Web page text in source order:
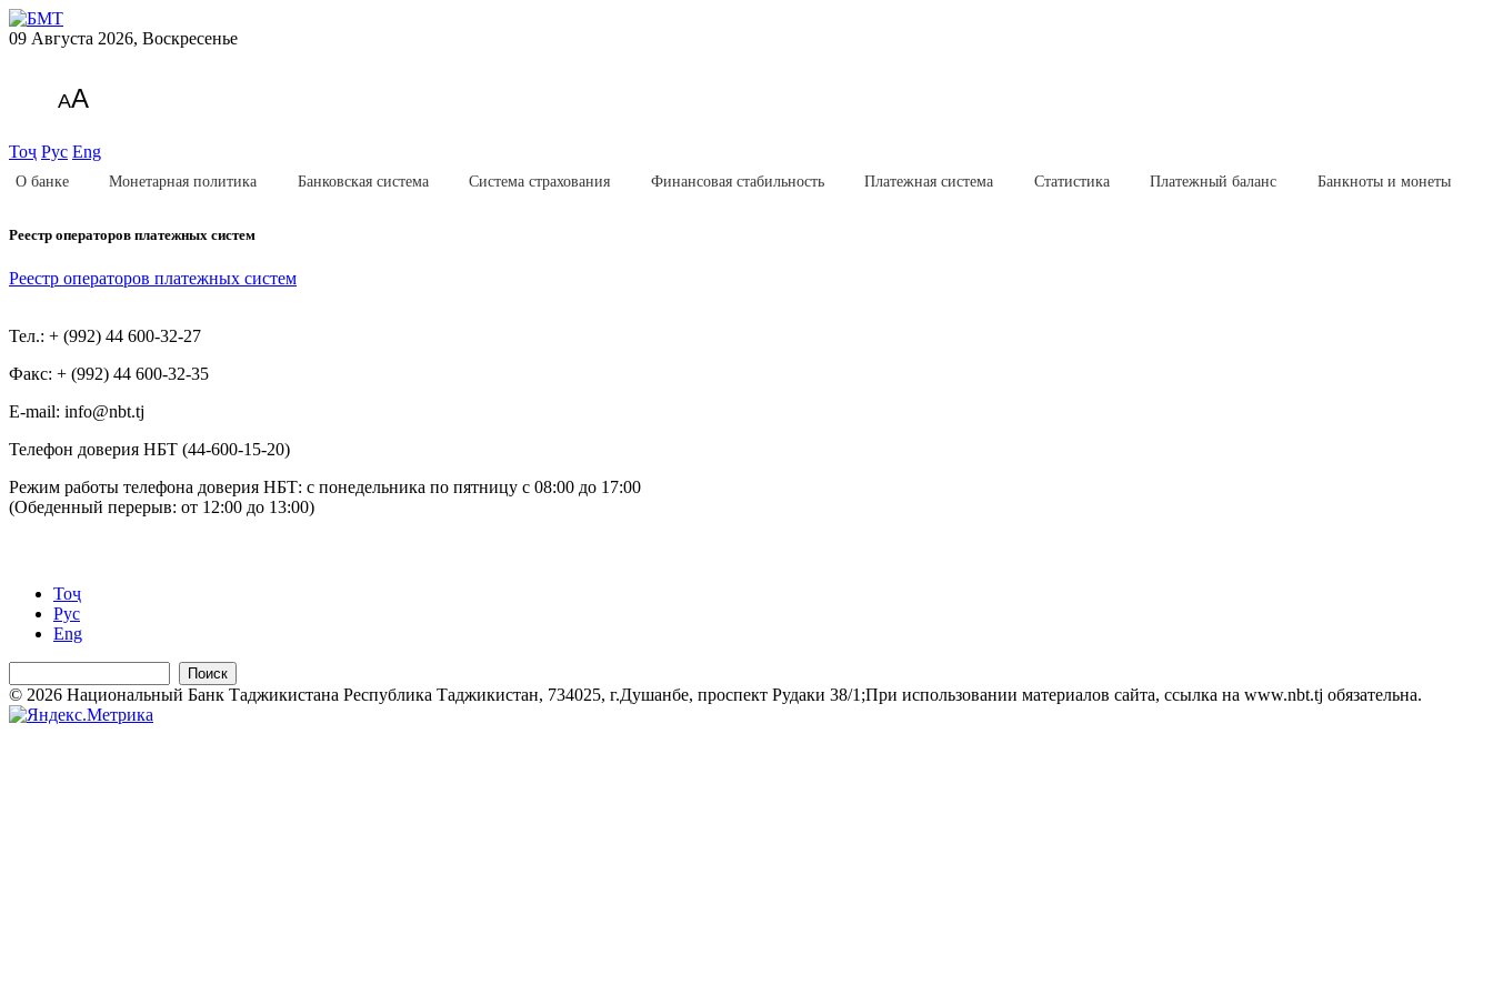
09 Августа 2026, Воскресенье
AA
Тоҷ Рус Eng
О банке Монетарная политика Банковская система Система страхования Финансовая стабильность Платежная система Статистика Платежный баланс Банкноты и монеты
Реестр операторов платежных систем
Реестр операторов платежных систем
Тел.: + (992) 44 600-32-27
Факс: + (992) 44 600-32-35
Е-mail: info@nbt.tj
Телефон доверия НБТ (44-600-15-20)
Режим работы телефона доверия НБТ: с понедельника по пятницу с 08:00 до 17:00
(Обеденный перерыв: от 12:00 до 13:00)
Тоҷ
Рус
Eng
Поиск
© 2026 Национальный Банк Таджикистана Республика Таджикистан, 734025, г.Душанбе, проспект Рудаки 38/1;При использовании материалов сайта, ссылка на www.nbt.tj обязательна.